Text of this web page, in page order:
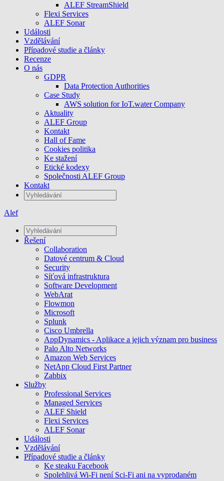
ALEF StreamShield
Flexi Services
ALEF Sonar
Události
Vzdělávání
Případové studie a články
Recenze
O nás
GDPR
Data Protection Authorities
Case Study
AWS solution for IoT.water Company
Aktuality
ALEF Group
Kontakt
Hall of Fame
Cookies politika
Ke stažení
Etické kodexy
Společnosti ALEF Group
Kontakt
Alef
Řešení
Collaboration
Datové centrum & Cloud
Security
Síťová infrastruktura
Software Development
WebArat
Flowmon
Microsoft
Splunk
Cisco Umbrella
AppDynamics - Aplikace a jejich význam pro business
Palo Alto Networks
Amazon Web Services
NetApp Cloud First Partner
Zabbix
Služby
Professional Services
Managed Services
ALEF Shield
Flexi Services
ALEF Sonar
Události
Vzdělávání
Případové studie a články
Ke steaku Facebook
Spolehlivá Wi-Fi není Sci-Fi ani na vyprodaném